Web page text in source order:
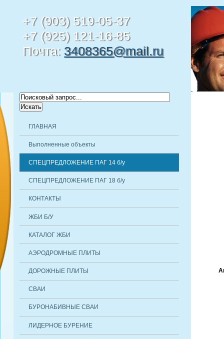
+7 (903) 519-05-37
+7 (925) 121-16-85
Почта: 3408365@mail.ru
ГЛАВНАЯ
Выполненные объекты
СПЕЦПРЕДЛОЖЕНИЕ ПАГ 14 б/у
СПЕЦПРЕДЛОЖЕНИЕ ПАГ 18 б/у
КОНТАКТЫ
ЖБИ Б/У
КАТАЛОГ ЖБИ
АЭРОДРОМНЫЕ ПЛИТЫ
ДОРОЖНЫЕ ПЛИТЫ
СВАИ
БУРОНАБИВНЫЕ СВАИ
ЛИДЕРНОЕ БУРЕНИЕ